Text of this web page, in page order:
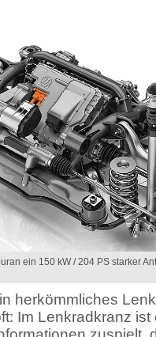
ein 150 kW / 204 PS starker
herkömmliches
Im Lenkradkranz